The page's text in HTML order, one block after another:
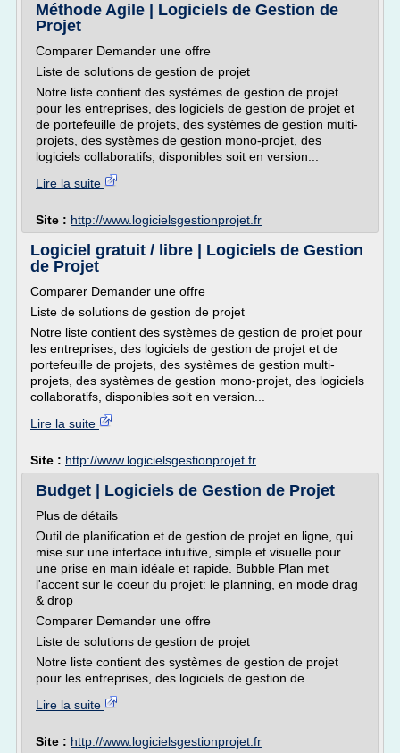
Méthode Agile | Logiciels de Gestion de
Projet
Comparer Demander une offre
Liste de solutions de gestion de projet
Notre liste contient des systèmes de gestion de projet
pour les entreprises, des logiciels de gestion de projet et
de portefeuille de projets, des systèmes de gestion multi-
projets, des systèmes de gestion mono-projet, des
logiciels collaboratifs, disponibles soit en version...
Lire la suite
Site : http://www.logicielsgestionprojet.fr
Logiciel gratuit / libre | Logiciels de Gestion
de Projet
Comparer Demander une offre
Liste de solutions de gestion de projet
Notre liste contient des systèmes de gestion de projet pour
les entreprises, des logiciels de gestion de projet et de
portefeuille de projets, des systèmes de gestion multi-
projets, des systèmes de gestion mono-projet, des logiciels
collaboratifs, disponibles soit en version...
Lire la suite
Site : http://www.logicielsgestionprojet.fr
Budget | Logiciels de Gestion de Projet
Plus de détails
Outil de planification et de gestion de projet en ligne, qui
mise sur une interface intuitive, simple et visuelle pour
une prise en main idéale et rapide. Bubble Plan met
l'accent sur le coeur du projet: le planning, en mode drag
& drop
Comparer Demander une offre
Liste de solutions de gestion de projet
Notre liste contient des systèmes de gestion de projet
pour les entreprises, des logiciels de gestion de...
Lire la suite
Site : http://www.logicielsgestionprojet.fr